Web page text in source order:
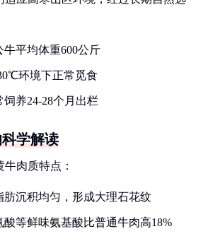
平均体重600公斤
环境下正常觅食
养24-28个月出栏
学解读
肉质特点：
肪沉积均匀，形成大理石花纹
酸等鲜味氨基酸比普通牛肉高18%